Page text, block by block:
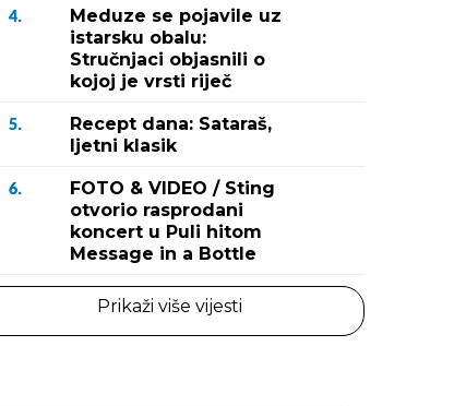
4.
Meduze se pojavile uz
istarsku obalu:
Stručnjaci objasnili o
kojoj je vrsti riječ
5.
Recept dana: Sataraš,
ljetni klasik
6.
FOTO & VIDEO / Sting
otvorio rasprodani
koncert u Puli hitom
Message in a Bottle
Prikaži više vijesti